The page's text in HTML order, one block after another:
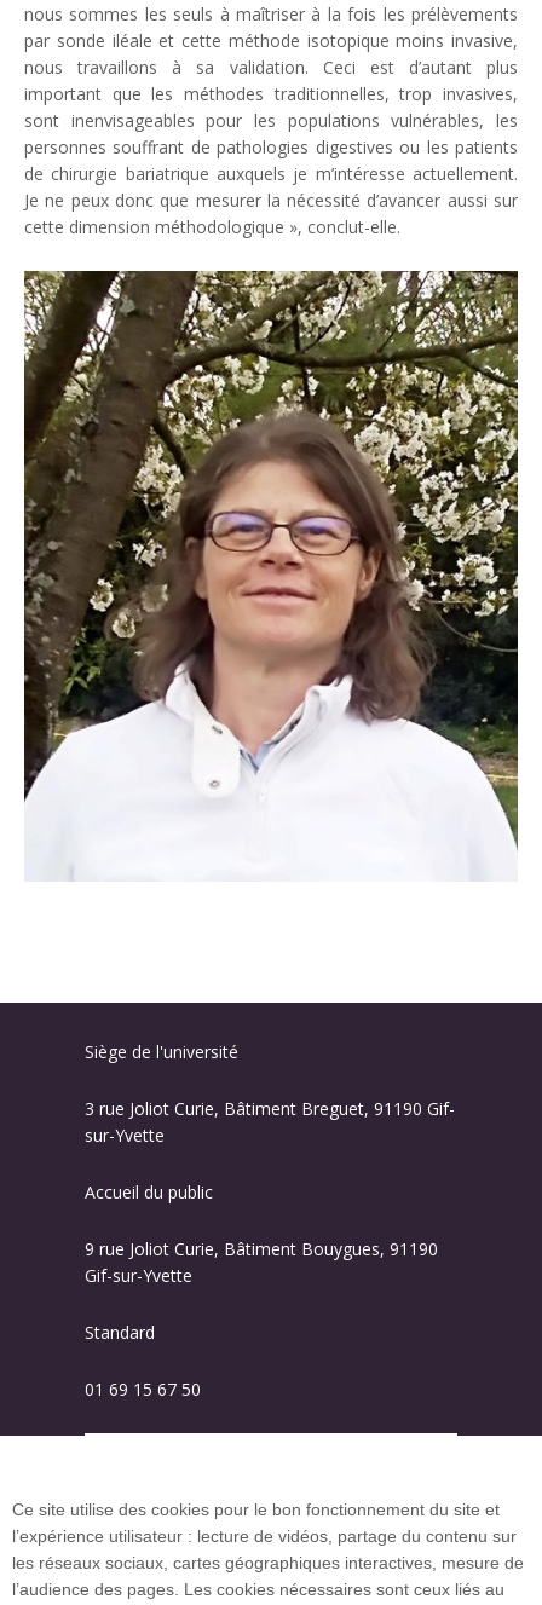
nous sommes les seuls à maîtriser à la fois les prélèvements
par sonde iléale et cette méthode isotopique moins invasive,
nous travaillons à sa validation. Ceci est d’autant plus
important que les méthodes traditionnelles, trop invasives,
sont inenvisageables pour les populations vulnérables, les
personnes souffrant de pathologies digestives ou les patients
de chirurgie bariatrique auxquels je m’intéresse actuellement.
Je ne peux donc que mesurer la nécessité d’avancer aussi sur
cette dimension méthodologique », conclut-elle.
Siège de l'université
3 rue Joliot Curie, Bâtiment Breguet, 91190 Gif-
sur-Yvette
Accueil du public
9 rue Joliot Curie, Bâtiment Bouygues, 91190
Gif-sur-Yvette
Standard
01 69 15 67 50
Plan du site
Ce site utilise des cookies pour le bon fonctionnement du site et
l’expérience utilisateur : lecture de vidéos, partage du contenu sur
les réseaux sociaux, cartes géographiques interactives, mesure de
l’audience des pages. Les cookies nécessaires sont ceux liés au